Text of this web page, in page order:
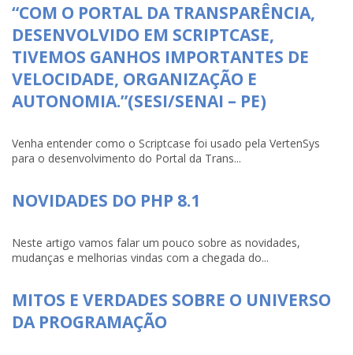
“COM O PORTAL DA TRANSPARÊNCIA,
DESENVOLVIDO EM SCRIPTCASE,
TIVEMOS GANHOS IMPORTANTES DE
VELOCIDADE, ORGANIZAÇÃO E
AUTONOMIA.”(SESI/SENAI – PE)
Venha entender como o Scriptcase foi usado pela VertenSys
para o desenvolvimento do Portal da Trans...
NOVIDADES DO PHP 8.1
Neste artigo vamos falar um pouco sobre as novidades,
mudanças e melhorias vindas com a chegada do...
MITOS E VERDADES SOBRE O UNIVERSO
DA PROGRAMAÇÃO